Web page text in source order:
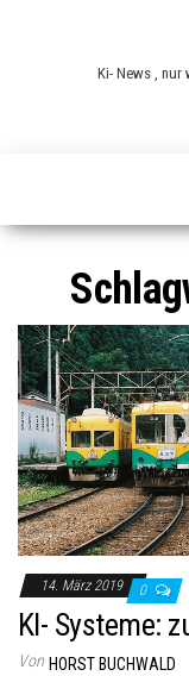
Ki- News ,
14. März 2019 0
KI- Systeme:
Von HORST BUCHWALD